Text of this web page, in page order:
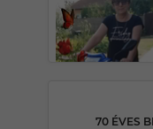
70 ÉVES